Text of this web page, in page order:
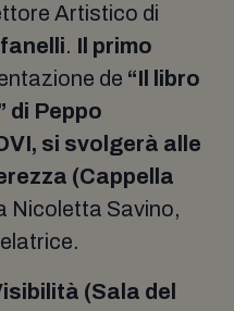
Artistico di
. Il primo
de “Il libro
di Peppo
si svolgerà alle
(Cappella
Nicoletta Savino,
(Sala del